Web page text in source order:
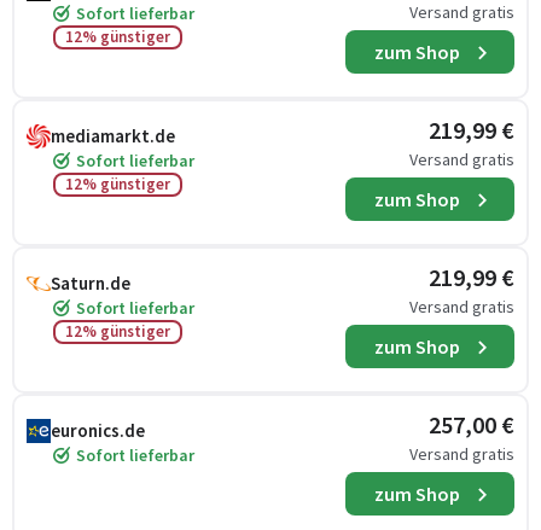
Sofort lieferbar
12% günstiger
Versand gratis
zum Shop
mediamarkt.de
Sofort lieferbar
12% günstiger
219,99 €
Versand gratis
zum Shop
Saturn.de
Sofort lieferbar
12% günstiger
219,99 €
Versand gratis
zum Shop
euronics.de
Sofort lieferbar
257,00 €
Versand gratis
zum Shop